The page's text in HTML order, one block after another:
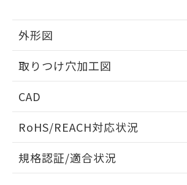
外形図
取りつけ穴加工図
CAD
ドすることができます。
ログイン/会員登録
RoHS/REACH対応状況
EU RoHS 注意事項・凡例
規格認証/適合状況
欄に対応日を記載しておりました
既に当社にて対応品への在庫切
り、2022年1月12日より割愛して
す。